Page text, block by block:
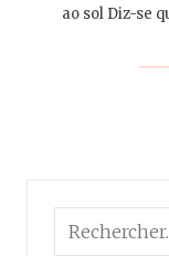
ao sol Diz-se